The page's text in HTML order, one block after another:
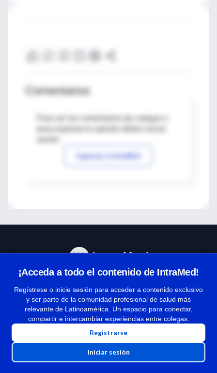
Comentarios
Para ver los comentarios de colegas o
Ingresar a IntraMed
¡Acceda a todo el contenido de IntraMed!
Regístrese o inicie sesión para acceder a contenido exclusivo
y ser parte de la comunidad profesional de salud más
relevante de Latinoamérica. Un espacio para conectar,
compartir e intercambiar experiencias entre colegas.
Registrarse
Iniciar sesión
Términos y condiciones
| Políticas de privacidad
| Todos los derechos reservados | Copyright 1997-2026